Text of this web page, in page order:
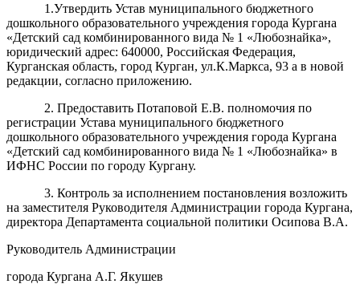
1.Утвердить Устав муниципального бюджетного
дошкольного образовательного учреждения города Кургана
«Детский сад комбинированного вида № 1 «Любознайка»,
юридический адрес: 640000, Российская Федерация,
Курганская область, город Курган, ул.К.Маркса, 93 а в новой
редакции, согласно приложению.
2. Предоставить Потаповой Е.В. полномочия по
регистрации Устава муниципального бюджетного
дошкольного образовательного учреждения города Кургана
«Детский сад комбинированного вида № 1 «Любознайка» в
ИФНС России по городу Кургану.
3. Контроль за исполнением постановления возложить
на заместителя Руководителя Администрации города Кургана,
директора Департамента социальной политики Осипова В.А.
Руководитель Администрации
города Кургана А.Г. Якушев